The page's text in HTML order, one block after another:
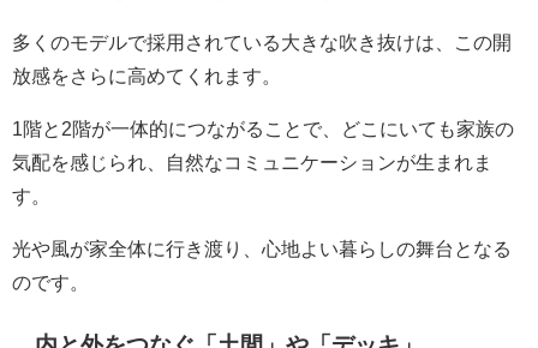
多くのモデルで採用されている大きな吹き抜けは、この開
放感をさらに高めてくれます。
1階と2階が一体的につながることで、どこにいても家族の
気配を感じられ、自然なコミュニケーションが生まれま
す。
光や風が家全体に行き渡り、心地よい暮らしの舞台となる
のです。